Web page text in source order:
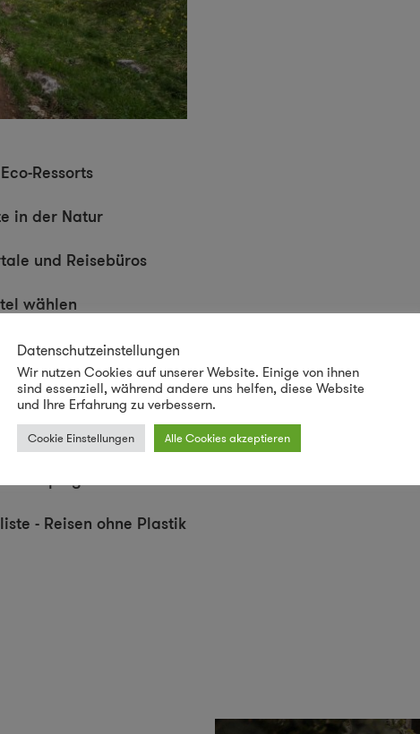
Ressorts
in der Natur
und Reisebüros
wählen
und in der Natur
Camping
- Reisen ohne Plastik
Datenschutzeinstellungen
Wir nutzen Cookies auf unserer Website. Einige von ihnen
sind essenziell, während andere uns helfen, diese Website
und Ihre Erfahrung zu verbessern.
Cookie Einstellungen Alle Cookies akzeptieren